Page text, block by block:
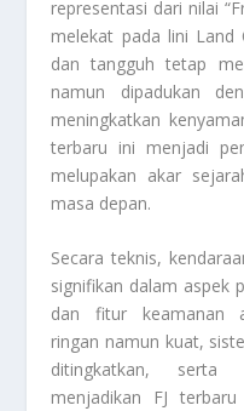
representasi dari nilai
melekat pada lini Land
dan tangguh tetap
namun dipadukan
meningkatkan
terbaru ini menjadi
melupakan akar
masa depan.
Secara teknis,
signifikan dalam aspek
dan fitur keamanan
ringan namun kuat,
ditingkatkan, serta
menjadikan FJ